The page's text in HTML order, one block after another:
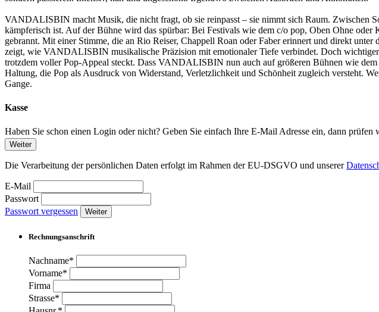
VANDALISBIN macht Musik, die nicht fragt, ob sie reinpasst – sie nimmt sich Raum. Zwischen
kämpferisch ist. Auf der Bühne wird das spürbar: Bei Festivals wie dem c/o pop, Oben Ohne
gebrannt. Mit einer Stimme, die an Rio Reiser, Chappell Roan oder Faber erinnert und direkt
zeigt, wie VANDALISBIN musikalische Präzision mit emotionaler Tiefe verbindet. Doch
trotzdem voller Pop-Appeal steckt. Dass VANDALISBIN nun auch auf größeren Bühnen wie
Haltung, die Pop als Ausdruck von Widerstand, Verletzlichkeit und Schönheit zugleich versteht.
Gange.
Kasse
Haben Sie schon einen Login oder nicht? Geben Sie einfach Ihre E-Mail Adresse ein, dann prüfen
Weiter
Die Verarbeitung der persönlichen Daten erfolgt im Rahmen der EU-DSGVO und unserer
E-Mail
Passwort
Passwort vergessen
Weiter
Rechnungsanschrift
Nachname*
Vorname*
Firma
Strasse*